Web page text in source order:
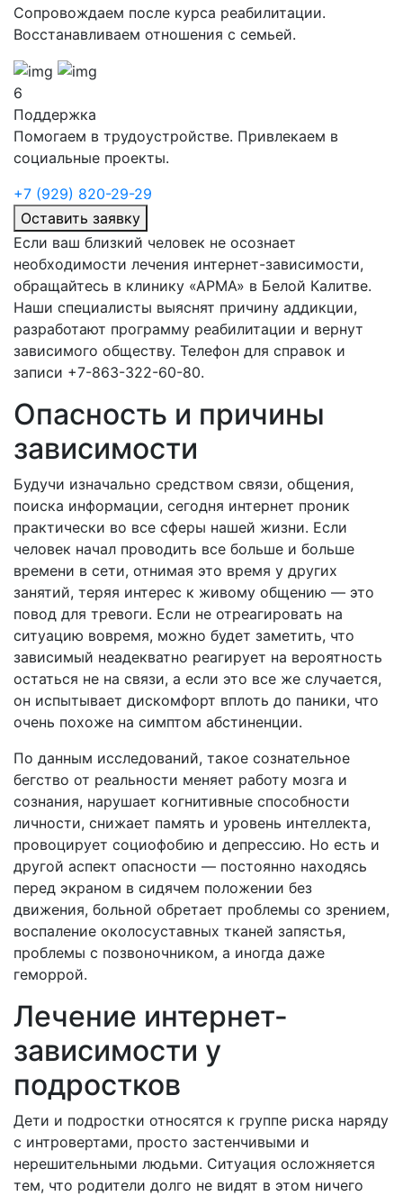
Сопровождаем после курса реабилитации.
Восстанавливаем отношения с семьей.
6
Поддержка
Помогаем в трудоустройстве. Привлекаем в
социальные проекты.
+7 (929) 820-29-29
Оставить заявку
Если ваш близкий человек не осознает
необходимости лечения интернет-зависимости,
обращайтесь в клинику «АРМА» в Белой Калитве.
Наши специалисты выяснят причину аддикции,
разработают программу реабилитации и вернут
зависимого обществу. Телефон для справок и
записи +7-863-322-60-80.
Опасность и причины
зависимости
Будучи изначально средством связи, общения,
поиска информации, сегодня интернет проник
практически во все сферы нашей жизни. Если
человек начал проводить все больше и больше
времени в сети, отнимая это время у других
занятий, теряя интерес к живому общению — это
повод для тревоги. Если не отреагировать на
ситуацию вовремя, можно будет заметить, что
зависимый неадекватно реагирует на вероятность
остаться не на связи, а если это все же случается,
он испытывает дискомфорт вплоть до паники, что
очень похоже на симптом абстиненции.
По данным исследований, такое сознательное
бегство от реальности меняет работу мозга и
сознания, нарушает когнитивные способности
личности, снижает память и уровень интеллекта,
провоцирует социофобию и депрессию. Но есть и
другой аспект опасности — постоянно находясь
перед экраном в сидячем положении без
движения, больной обретает проблемы со зрением,
воспаление околосуставных тканей запястья,
проблемы с позвоночником, а иногда даже
геморрой.
Лечение интернет-
зависимости у
подростков
Дети и подростки относятся к группе риска наряду
с интровертами, просто застенчивыми и
нерешительными людьми. Ситуация осложняется
тем, что родители долго не видят в этом ничего